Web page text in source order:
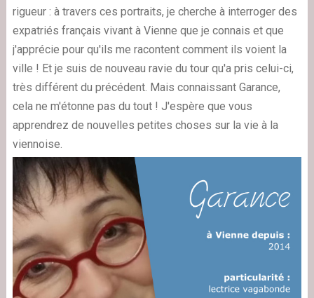
rigueur : à travers ces portraits, je cherche à interroger des
expatriés français vivant à Vienne que je connais et que
j'apprécie pour qu'ils me racontent comment ils voient la
ville ! Et je suis de nouveau ravie du tour qu'a pris celui-ci,
très différent du précédent. Mais connaissant Garance,
cela ne m'étonne pas du tout ! J'espère que vous
apprendrez de nouvelles petites choses sur la vie à la
viennoise.